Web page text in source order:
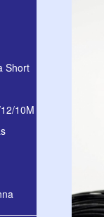
Short
10M